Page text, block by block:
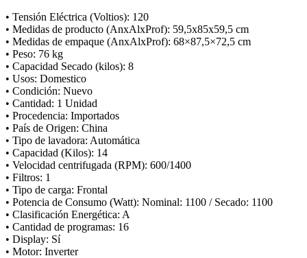
• Tensión Eléctrica (Voltios): 120
• Medidas de producto (AnxAlxProf): 59,5x85x59,5 cm
• Medidas de empaque (AnxAlxProf): 68×87,5×72,5 cm
• Peso: 76 kg
• Capacidad Secado (kilos): 8
• Usos: Domestico
• Condición: Nuevo
• Cantidad: 1 Unidad
• Procedencia: Importados
• País de Origen: China
• Tipo de lavadora: Automática
• Capacidad (Kilos): 14
• Velocidad centrifugada (RPM): 600/1400
• Filtros: 1
• Tipo de carga: Frontal
• Potencia de Consumo (Watt): Nominal: 1100 / Secado: 1100
• Clasificación Energética: A
• Cantidad de programas: 16
• Display: Sí
• Motor: Inverter